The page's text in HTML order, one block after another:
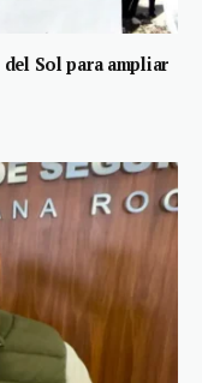
Sol para ampliar